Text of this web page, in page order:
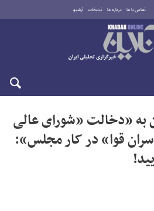
تماس با ما درباره ما تبلیغات آرشیو
به «دخالت «شورای عالی
قوا» در کار مجلس»: